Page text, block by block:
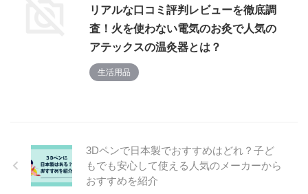
リアルな口コミ評判レビューを徹底調
査！火を使わない電気のお灸で人気の
アテックスの温灸器とは？
生活用品
3Dペンで日本製でおすすめはどれ？子ど
もでも安心して使える人気のメーカーから
おすすめを紹介